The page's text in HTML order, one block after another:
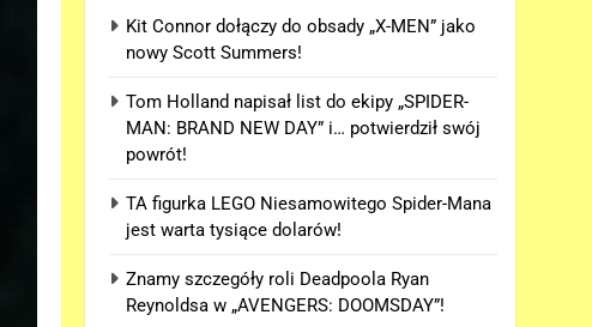
Kit Connor dołączy do obsady „X-MEN” jako
nowy Scott Summers!
Tom Holland napisał list do ekipy „SPIDER-
MAN: BRAND NEW DAY” i… potwierdził swój
powrót!
TA figurka LEGO Niesamowitego Spider-Mana
jest warta tysiące dolarów!
Znamy szczegóły roli Deadpoola Ryan
Reynoldsa w „AVENGERS: DOOMSDAY”!